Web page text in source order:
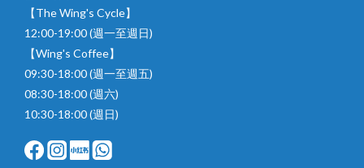
【The Wing's Cycle】
12:00-19:00 (週一至週日)
【Wing's Coffee】
09:30-18:00 (週一至週五)
08:30-18:00 (週六)
10:30-18:00 (週日)